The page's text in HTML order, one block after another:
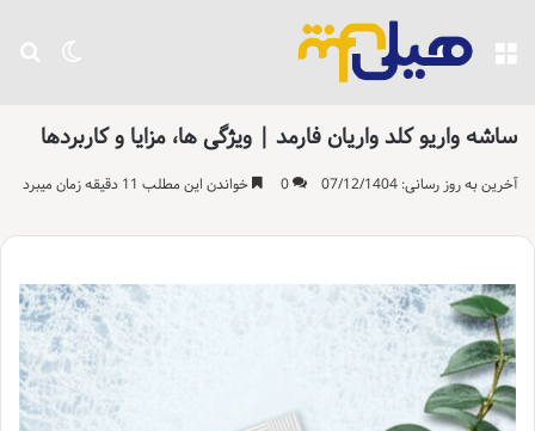
تغییر منو
ساشه واریو کلد واریان فارمد | ویژگی ها، مزایا و کاربردها
آخرین به روز رسانی: 07/12/1404 0 خواندن این مطلب 11 دقیقه زمان میبرد